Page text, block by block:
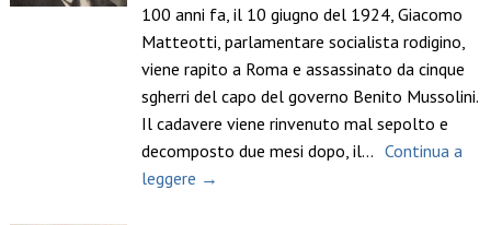
100 anni fa, il 10 giugno del 1924, Giacomo
Matteotti, parlamentare socialista rodigino,
viene rapito a Roma e assassinato da cinque
sgherri del capo del governo Benito Mussolini.
Il cadavere viene rinvenuto mal sepolto e
decomposto due mesi dopo, il… Continua a
leggere →